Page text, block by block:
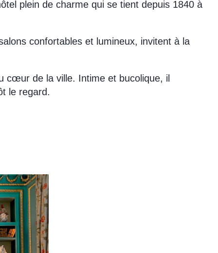
plein de charme qui se tient depuis 1840 à
confortables et lumineux, invitent à la
cœur de la ville. Intime et bucolique, il
le regard.